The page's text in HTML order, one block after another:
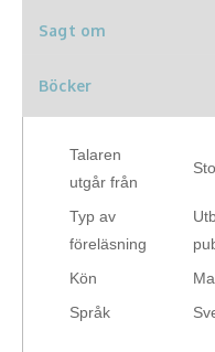
Teamwork,
Vård, omsorg,
Företagsledare
Författare
Idrottare och
Sagt om
Böcker
Talaren
utgår från
Typ av
föreläsning
Kön
Språk